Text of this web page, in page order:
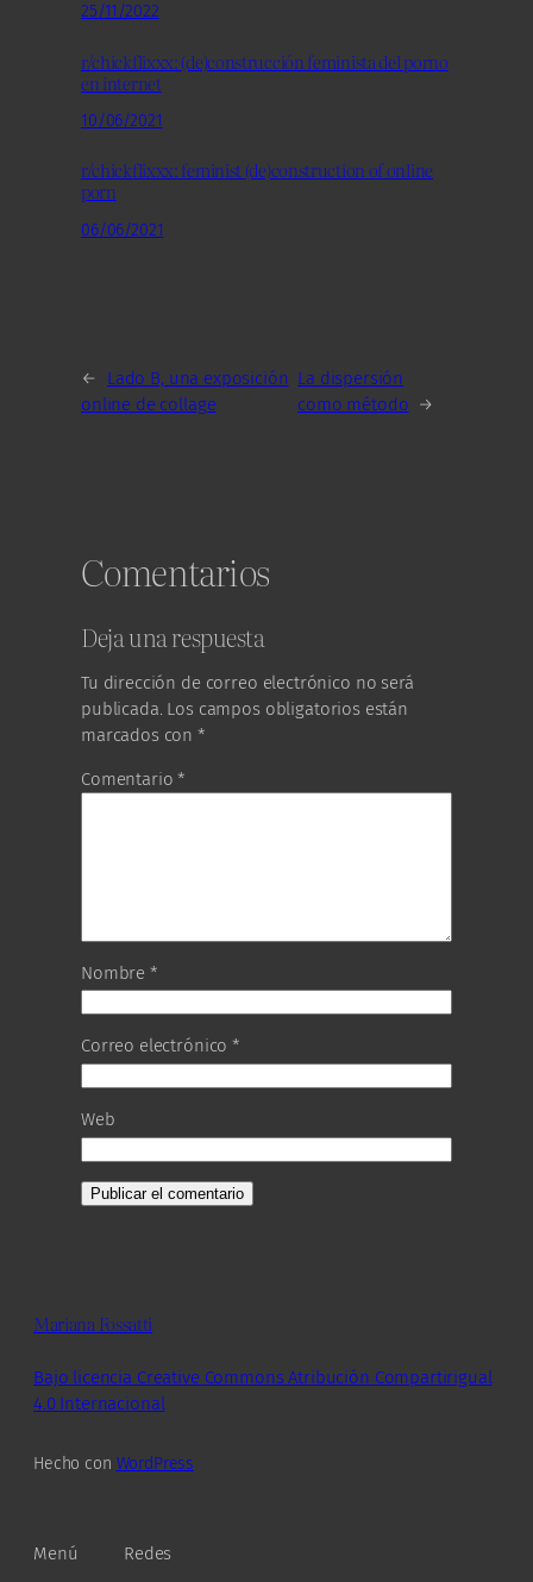
25/11/2022
r/chickflixxx: (de)construcción feminista del porno
en internet
10/06/2021
r/chickflixxx: feminist (de)construction of online
porn
06/06/2021
←
Lado B, una exposición
online de collage
La dispersión
como método →
Comentarios
Deja una respuesta
Tu dirección de correo electrónico no será
publicada. Los campos obligatorios están
marcados con*
Comentario*
Nombre *
Correo electrónico*
Web
Mariana Fossatti
Bajo licencia Creative Commons Atribución Compartirigual
4.0 Internacional
Hecho con WordPress
Menú Redes